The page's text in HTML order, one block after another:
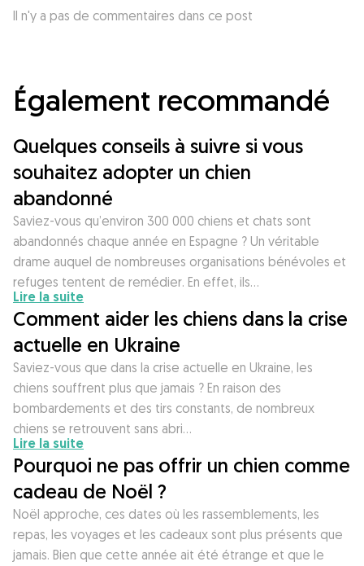
Il n'y a pas de commentaires dans ce post
Également recommandé
Quelques conseils à suivre si vous
souhaitez adopter un chien
abandonné
Saviez-vous qu’environ 300 000 chiens et chats sont
abandonnés chaque année en Espagne ? Un véritable
drame auquel de nombreuses organisations bénévoles et
refuges tentent de remédier. En effet, ils…
Lire la suite
Comment aider les chiens dans la crise
actuelle en Ukraine
Saviez-vous que dans la crise actuelle en Ukraine, les
chiens souffrent plus que jamais ? En raison des
bombardements et des tirs constants, de nombreux
chiens se retrouvent sans abri…
Lire la suite
Pourquoi ne pas offrir un chien comme
cadeau de Noël ?
Noël approche, ces dates où les rassemblements, les
repas, les voyages et les cadeaux sont plus présents que
jamais. Bien que cette année ait été étrange et que le